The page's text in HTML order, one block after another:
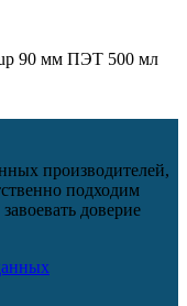
90 мм ПЭТ 500 мл
производителей,
подходим
доверие